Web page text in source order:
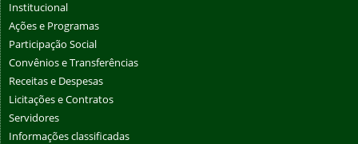
Institucional
Ações e Programas
Participação Social
Convênios e Transferências
Receitas e Despesas
Licitações e Contratos
Servidores
Informações classificadas